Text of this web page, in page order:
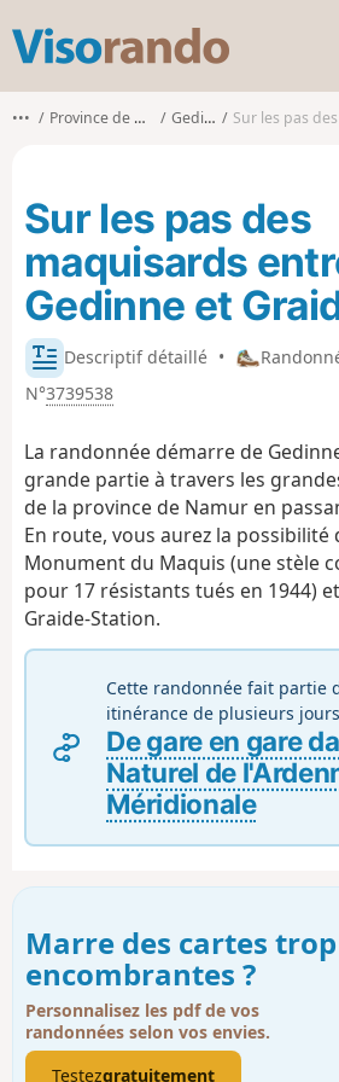
s
o
d
••• Province de Namur Gedinne Sur les pas des
Descriptif détaillé •
N°3739538
Sur les pas des
maquisards
Gedinne et
La randonnée démarre de
grande partie à travers les
de la province de Namur en
En route, vous aurez la possibilité
Monument du Maquis (une stèle
pour 17 résistants tués en 1944)
Graide-Station.
Cette randonnée fait partie
itinérance de plusieurs
De gare en gare
Naturel de
Méridionale
Marre des cartes trop
encombrantes ?
Personnalisez les pdf de vos
randonnées selon vos envies.
Testezgratuitement